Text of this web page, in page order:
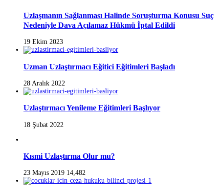
Uzlaşmanın Sağlanması Halinde Soruşturma Konusu Suç
Nedeniyle Dava Açılamaz Hükmü İptal Edildi
19 Ekim 2023
Uzman Uzlaştırmacı Eğitici Eğitimleri Başladı
28 Aralık 2022
Uzlaştırmacı Yenileme Eğitimleri Başlıyor
18 Şubat 2022
Kısmi Uzlaştırma Olur mu?
23 Mayıs 2019 14,482